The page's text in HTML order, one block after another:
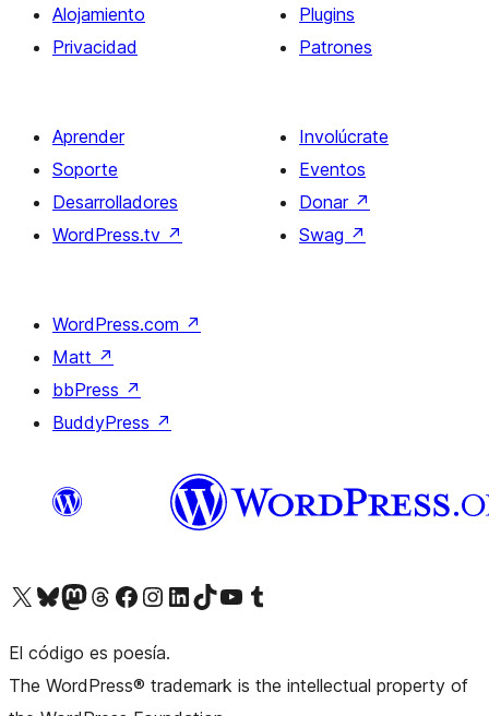
Alojamiento
Privacidad
Plugins
Patrones
Aprender
Soporte
Desarrolladores
WordPress.tv ↗
Involúcrate
Eventos
Donar ↗
Swag ↗
WordPress.com ↗
Matt ↗
bbPress ↗
BuddyPress ↗
Visita nuestra cuenta de X (anteriormente Twitter)
Visita nuestra cuenta de Bluesky
Visita nuestra cuenta de Mastodon
Visita nuestra cuenta de Threads
Visita nuestra página de Facebook
Visita nuestra cuenta de Instagram
Visita nuestra cuenta de LinkedIn
Visita nuestra cuenta de TikTok
Visita nuestro canal de YouTube
Visita nuestra cuenta de Tumblr
El código es poesía.
The WordPress® trademark is the intellectual property of